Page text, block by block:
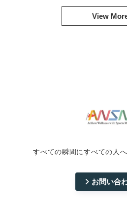
View
すべての瞬間にすべての人
お問い合